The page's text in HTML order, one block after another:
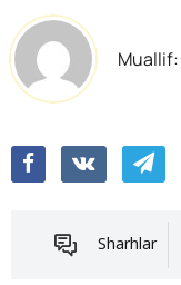
Muallif:
Sharhlar